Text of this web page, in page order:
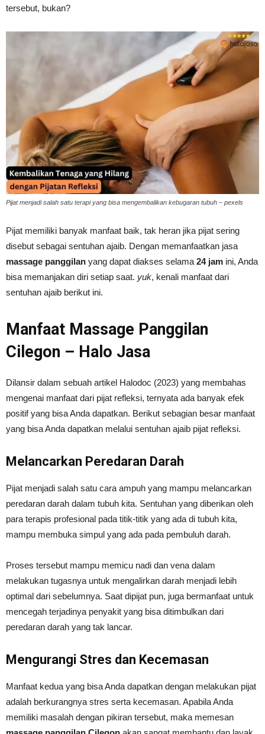
tersebut, bukan?
Pijat menjadi salah satu terapi yang bisa mengembalikan kebugaran tubuh – pexels
Pijat memiliki banyak manfaat baik, tak heran jika pijat sering
disebut sebagai sentuhan ajaib. Dengan memanfaatkan jasa
massage panggilan yang dapat diakses selama 24 jam ini, Anda
bisa memanjakan diri setiap saat. yuk, kenali manfaat dari
sentuhan ajaib berikut ini.
Manfaat Massage Panggilan
Cilegon – Halo Jasa
Dilansir dalam sebuah artikel Halodoc (2023) yang membahas
mengenai manfaat dari pijat refleksi, ternyata ada banyak efek
positif yang bisa Anda dapatkan. Berikut sebagian besar manfaat
yang bisa Anda dapatkan melalui sentuhan ajaib pijat refleksi.
Melancarkan Peredaran Darah
Pijat menjadi salah satu cara ampuh yang mampu melancarkan
peredaran darah dalam tubuh kita. Sentuhan yang diberikan oleh
para terapis profesional pada titik-titik yang ada di tubuh kita,
mampu membuka simpul yang ada pada pembuluh darah.
Proses tersebut mampu memicu nadi dan vena dalam
melakukan tugasnya untuk mengalirkan darah menjadi lebih
optimal dari sebelumnya. Saat dipijat pun, juga bermanfaat untuk
mencegah terjadinya penyakit yang bisa ditimbulkan dari
peredaran darah yang tak lancar.
Mengurangi Stres dan Kecemasan
Manfaat kedua yang bisa Anda dapatkan dengan melakukan pijat
adalah berkurangnya stres serta kecemasan. Apabila Anda
memiliki masalah dengan pikiran tersebut, maka memesan